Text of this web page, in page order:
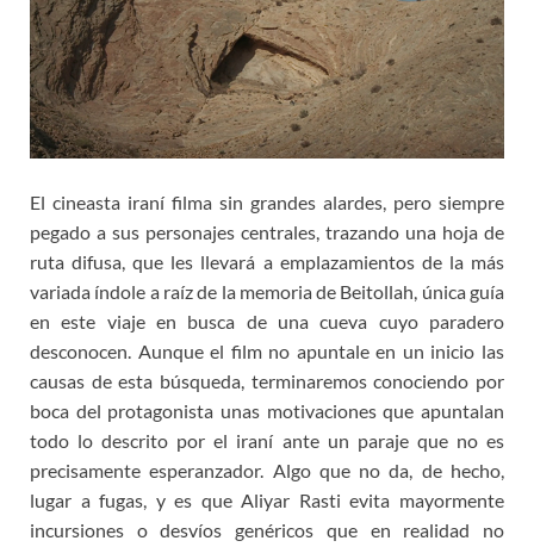
El cineasta iraní filma sin grandes alardes, pero siempre
pegado a sus personajes centrales, trazando una hoja de
ruta difusa, que les llevará a emplazamientos de la más
variada índole a raíz de la memoria de Beitollah, única guía
en este viaje en busca de una cueva cuyo paradero
desconocen. Aunque el film no apuntale en un inicio las
causas de esta búsqueda, terminaremos conociendo por
boca del protagonista unas motivaciones que apuntalan
todo lo descrito por el iraní ante un paraje que no es
precisamente esperanzador. Algo que no da, de hecho,
lugar a fugas, y es que Aliyar Rasti evita mayormente
incursiones o desvíos genéricos que en realidad no